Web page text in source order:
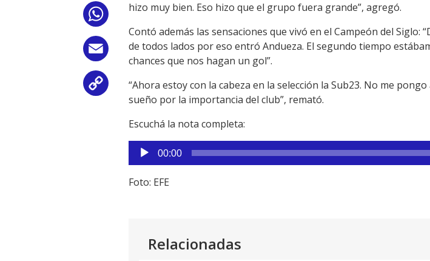
Email
Copy
hizo muy bien. Eso hizo que el grupo fuera grande”, agregó.
Contó además las sensaciones que vivó en el Campeón del
de todos lados por eso entró Andueza. El segundo tiempo
chances que nos hagan un gol”.
“Ahora estoy con la cabeza en la selección la Sub23. No me
sueño por la importancia del club”, remató.
Escuchá la nota completa:
Reproductor
de
audio
00:00
Foto: EFE
Relacionadas